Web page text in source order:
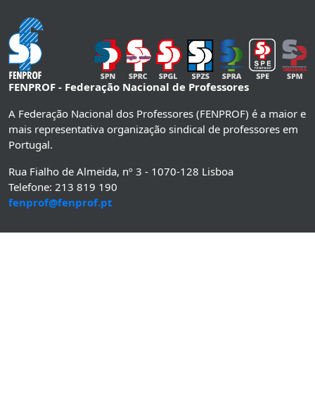
FENPROF - Federação Nacional de Professores
A Federação Nacional dos Professores (FENPROF) é a maior e
mais representativa organização sindical de professores em
Portugal.
Rua Fialho de Almeida, nº 3 - 1070-128 Lisboa
Telefone: 213 819 190
fenprof@fenprof.pt